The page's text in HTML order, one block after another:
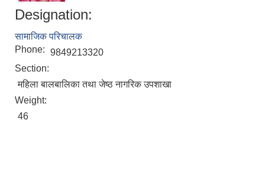
Designation:
सामाजिक परिचालक
Phone: 9849213320
Section:
महिला बालबालिका तथा जेष्ठ नागरिक उपशाखा
Weight:
46